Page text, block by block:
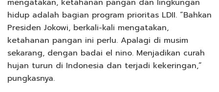
hidup adalah bagian program prioritas LDII. “Bahkan
Presiden Jokowi, berkali-kali mengatakan,
ketahanan pangan ini perlu. Apalagi di musim
sekarang, dengan badai el nino. Menjadikan curah
hujan turun di Indonesia dan terjadi kekeringan,”
pungkasnya.